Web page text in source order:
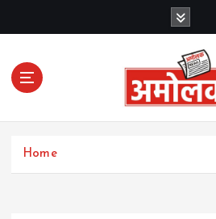
c
Amolak News
Home